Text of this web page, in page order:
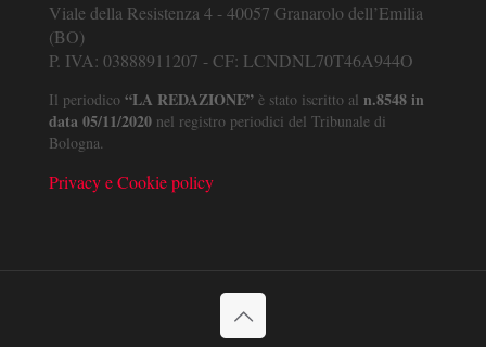
Viale della Resistenza 4 - 40057 Granarolo dell’Emilia
(BO)
P. IVA: 03888911207 - CF: LCNDNL70T46A944O
Il periodico “LA REDAZIONE” è stato iscritto al n.8548 in
data 05/11/2020 nel registro periodici del Tribunale di
Bologna.
Privacy e Cookie policy